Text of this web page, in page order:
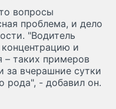
вопросы
проблема, и дело
"Водитель
концентрацию и
– таких примеров
за вчерашние сутки
рода", - добавил он.